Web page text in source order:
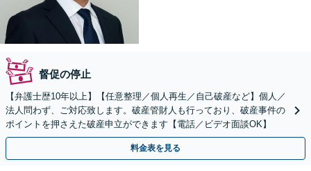
督促の停止
【弁護士歴10年以上】【任意整理／個人再生／自己破産など】個人／
法人問わず、ご対応致します。破産管財人も行っており、破産事件の
ポイントを押さえた破産申立ができます【電話／ビデオ面談OK】
料金表を見る